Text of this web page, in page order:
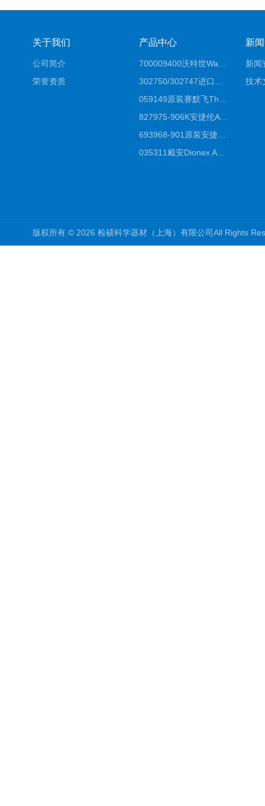
关于我们
公司简介
荣誉资质
产品中心
827975-906K安捷伦Agilent原装ZORBAX液相色谱柱*
035311戴安Dionex AS4分析柱阴离子交换色谱柱厂家
新
新闻
技术
版权所有 © 2026 检硕科学器材（上海）有限公司All Rights